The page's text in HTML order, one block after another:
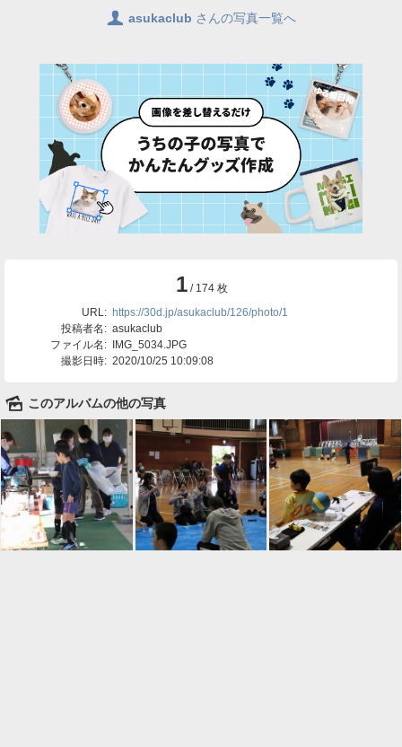
👤 asukaclub さんの写真一覧へ
1/ 174 枚
URL: https://30d.jp/asukaclub/126/photo/1
投稿者名: asukaclub
ファイル名: IMG_5034.JPG
撮影日時: 2020/10/25 10:09:08
🌄 このアルバムの他の写真